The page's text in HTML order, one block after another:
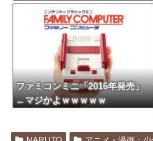
ファミコンミニ「2016年発売」
←マジかよｗｗｗｗｗ